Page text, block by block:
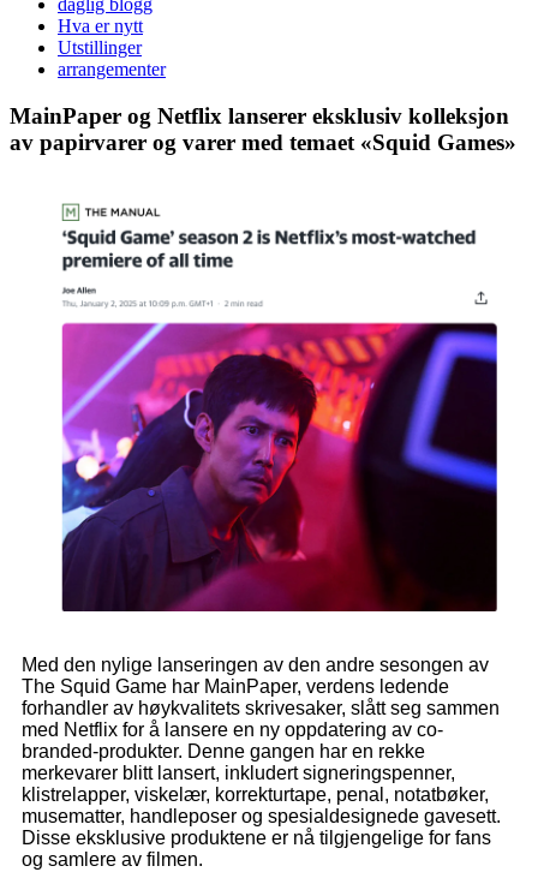
daglig blogg
Hva er nytt
Utstillinger
arrangementer
MainPaper og Netflix lanserer eksklusiv kolleksjon
av papirvarer og varer med temaet «Squid Games»
Med den nylige lanseringen av den andre sesongen av
The Squid Game har MainPaper, verdens ledende
forhandler av høykvalitets skrivesaker, slått seg sammen
med Netflix for å lansere en ny oppdatering av co-
branded-produkter. Denne gangen har en rekke
merkevarer blitt lansert, inkludert signeringspenner,
klistrelapper, viskelær, korrekturtape, penal, notatbøker,
musematter, handleposer og spesialdesignede gavesett.
Disse eksklusive produktene er nå tilgjengelige for fans
og samlere av filmen.